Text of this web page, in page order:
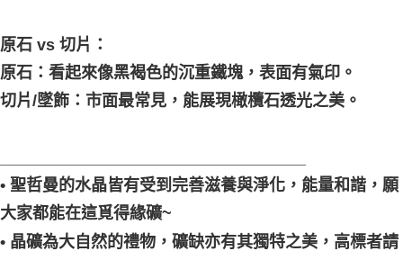
原石 vs 切片：
原石：看起來像黑褐色的沉重鐵塊，表面有氣印。
切片/墜飾：市面最常見，能展現橄欖石透光之美。
• 聖哲曼的水晶皆有受到完善滋養與淨化，能量和諧，願
大家都能在這覓得緣礦~
• 晶礦為大自然的禮物，礦缺亦有其獨特之美，高標者請